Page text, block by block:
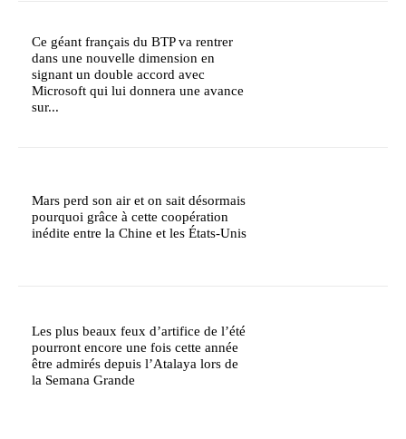
Ce géant français du BTP va rentrer
dans une nouvelle dimension en
signant un double accord avec
Microsoft qui lui donnera une avance
sur...
Mars perd son air et on sait désormais
pourquoi grâce à cette coopération
inédite entre la Chine et les États-Unis
Les plus beaux feux d’artifice de l’été
pourront encore une fois cette année
être admirés depuis l’Atalaya lors de
la Semana Grande